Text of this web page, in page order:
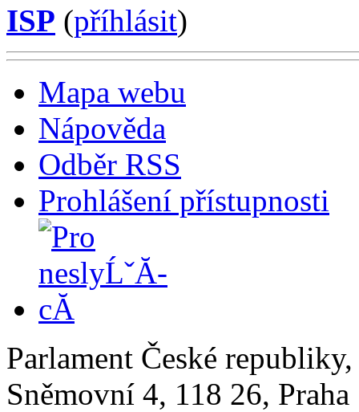
ISP (příhlásit)
Mapa webu
Nápověda
Odběr RSS
Prohlášení přístupnosti
Parlament České
Sněmovní 4, 118 26,